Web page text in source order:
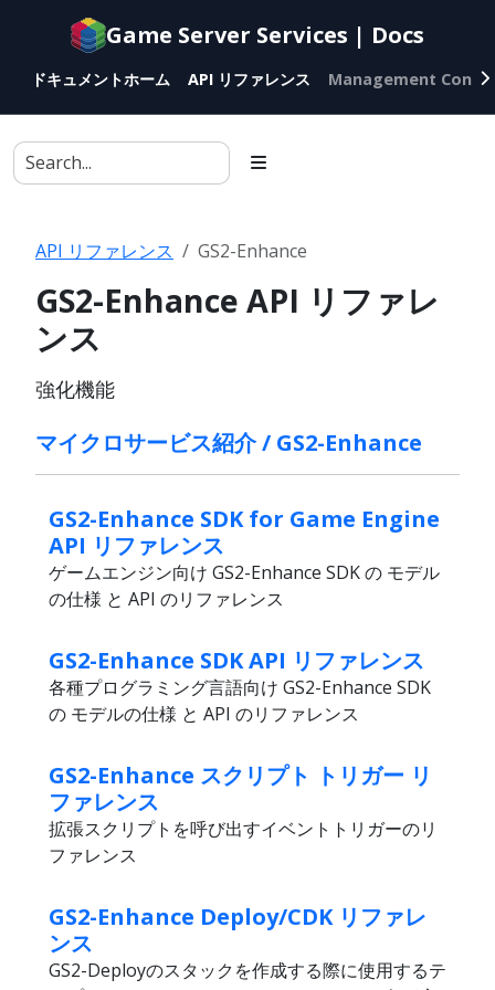
Documentation
agents
Game Server Services | Docs
ドキュメントホーム API リファレンス Management
API リファレンス GS2-Enhance
GS2-Enhance API リファレ
ンス
強化機能
マイクロサービス紹介 / GS2-Enhance
GS2-Enhance SDK for Game Engine
API リファレンス
ゲームエンジン向け GS2-Enhance SDK の モデル
の仕様 と API のリファレンス
GS2-Enhance SDK API リファレンス
各種プログラミング言語向け GS2-Enhance SDK
の モデルの仕様 と API のリファレンス
GS2-Enhance スクリプト トリガー リ
ファレンス
拡張スクリプトを呼び出すイベントトリガーのリ
ファレンス
GS2-Enhance Deploy/CDK リファレ
ンス
GS2-Deployのスタックを作成する際に使用するテ